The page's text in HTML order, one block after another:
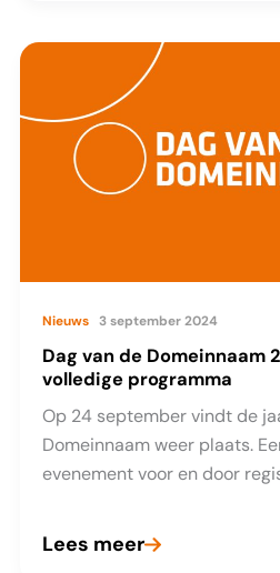
gezocht
Nieuws 3 september 2024
Dag van de Domeinnaam
volledige programma
Op 24 september vindt de
Domeinnaam weer plaats.
evenement voor en door
Dag
Lees meer